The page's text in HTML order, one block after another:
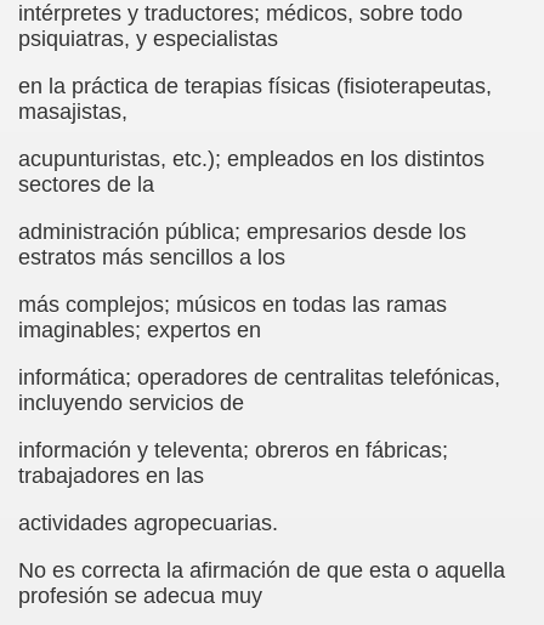
intérpretes y traductores; médicos, sobre todo
psiquiatras, y especialistas
en la práctica de terapias físicas (fisioterapeutas,
masajistas,
acupunturistas, etc.); empleados en los distintos
sectores de la
administración pública; empresarios desde los
estratos más sencillos a los
más complejos; músicos en todas las ramas
imaginables; expertos en
informática; operadores de centralitas telefónicas,
incluyendo servicios de
información y televenta; obreros en fábricas;
trabajadores en las
actividades agropecuarias.
No es correcta la afirmación de que esta o aquella
profesión se adecua muy
Paz)
Figueroa)
(Puri Águila)
(Luis Eduardo Martínez)
de la Educación Especial de la Mano de
Pérez)
Ayudar a Personas con Discapacidad Visual
(Pedro Zurita)
sánchez Herrero)
Cuetos Suárez)